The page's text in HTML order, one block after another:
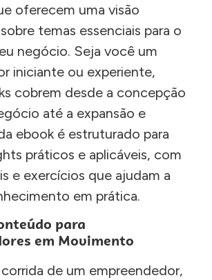
oferecem uma visão
temas essenciais para o
negócio. Seja você um
iniciante ou experiente,
cobrem desde a concepção
até a expansão e
ebook é estruturado para
práticos e aplicáveis, com
e exercícios que ajudam a
em prática.
para
em Movimento
de um empreendedor,